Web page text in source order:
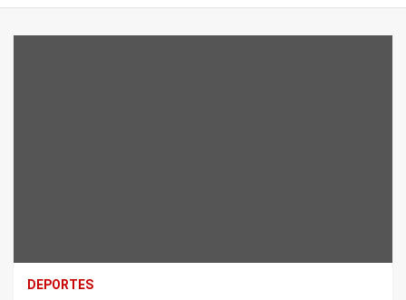
DEPORTES